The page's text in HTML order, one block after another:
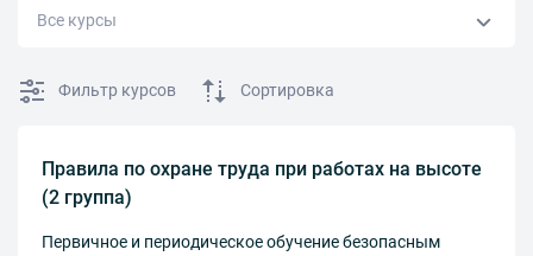
Все курсы
Фильтр курсов
Сортировка
Правила по охране труда при работах на высоте
(2 группа)
Первичное и периодическое обучение безопасным